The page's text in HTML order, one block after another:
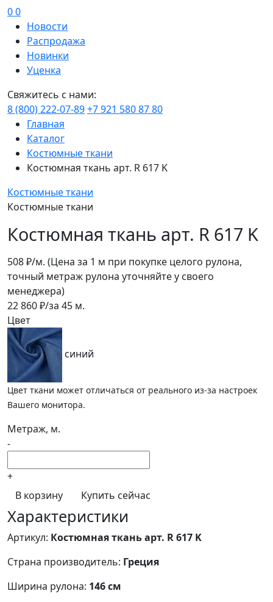
00
Новости
Распродажа
Новинки
Уценка
Свяжитесь с нами:
8 (800) 222-07-89+7 921 580 87 80
Главная
Каталог
Костюмные ткани
Костюмная ткань арт. R 617 K
Костюмные ткани
Костюмные ткани
Костюмная ткань арт. R 617 K
508₽/м. (Цена за 1 м при покупке целого рулона,
точный метраж рулона уточняйте у своего
менеджера)
22 860₽/за 45 м.
Цвет
синий
Цвет ткани может отличаться от реального из-за настроек
Вашего монитора.
Метраж, м.
-
+
В корзину
Купить сейчас
Характеристики
Артикул: Костюмная ткань арт. R 617 K
Страна производитель: Греция
Ширина рулона: 146 см